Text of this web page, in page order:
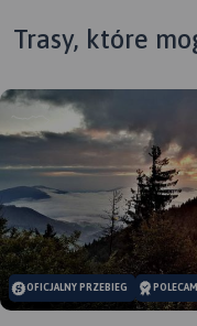
MAPA TURYSTYCZNA W
APLIKACJI TRASEO
Trasy, które
OFICJALNY PRZEBIEG